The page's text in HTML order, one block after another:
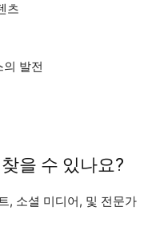
츠
발전
을 수 있나요?
, 소셜 미디어, 및 전문가